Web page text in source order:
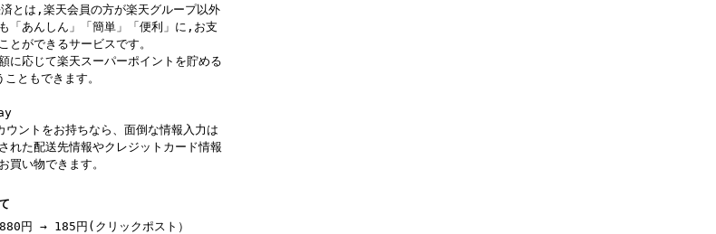
とは,楽天会員の方が楽天グループ以外
「あんしん」「簡単」「便利」に,お支
とができるサービスです。
に応じて楽天スーパーポイントを貯める
ともできます。
ウントをお持ちなら、面倒な情報入力は
れた配送先情報やクレジットカード情報
買い物できます。
円 → 185円(クリックポスト）